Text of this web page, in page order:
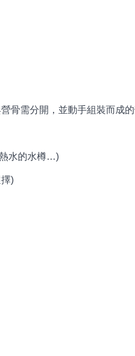
骨需分開，並動手組裝而成
水的水樽…)
)